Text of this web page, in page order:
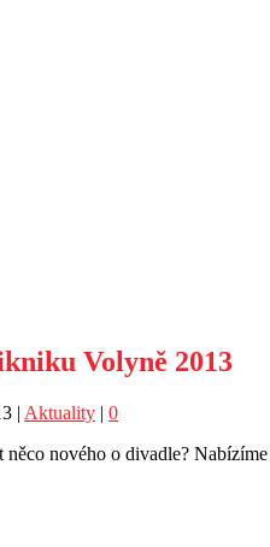
Volyně 2013
| Aktuality | 0
nového o divadle?